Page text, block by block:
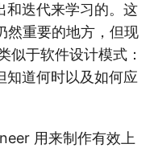
迭代来学习的。这
重要的地方，但现
似于软件设计模式：
知道何时以及如何应
用来制作有效上